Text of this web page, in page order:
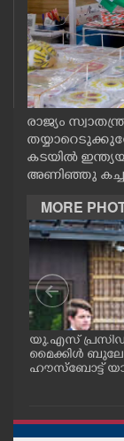
NEWS 360
CASE DIARY
CINEMA
OPINION
PHOTOS
SPIRITUAL
INFO+
ART
രാജ്യം
കടയിൽ
അണിഞ്ഞു
MORE
യു.എസ്
മൈക്കിൾ
ഹൗസ്ബോട്ട്